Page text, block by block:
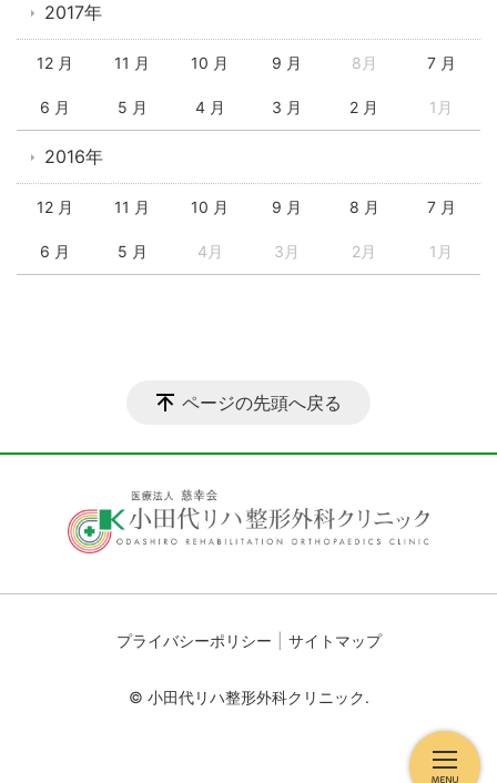
2017年
12 月 11 月 10 月 9 月 8月 7 月
6 月 5 月 4 月 3 月 2 月 1月
2016年
12 月 11 月 10 月 9 月 8 月 7 月
6 月 5 月 4月 3月 2月 1月
ページの先頭へ戻る
プライバシーポリシー サイトマップ
© 小田代リハ整形外科クリニック.